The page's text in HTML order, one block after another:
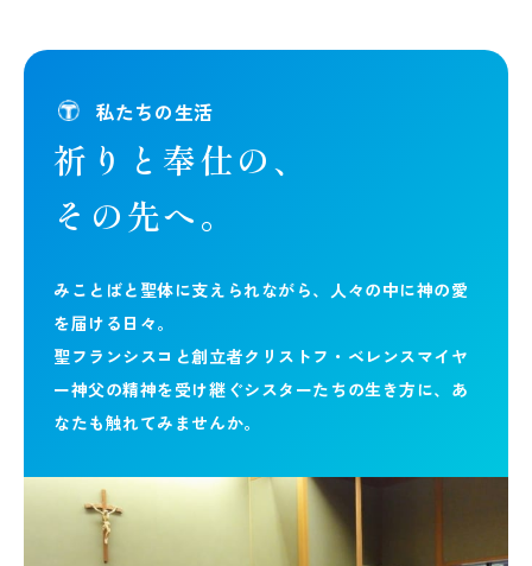
私たちの生活
祈りと奉仕の、
その先へ。
みことばと聖体に支えられながら、 人々の中に神の愛
を届ける日々。
聖フランシスコと創立者クリストフ・ベレンスマイヤ
ー神父の精神を受け継ぐシスターたちの生き方に、 あ
なたも触れてみませんか。